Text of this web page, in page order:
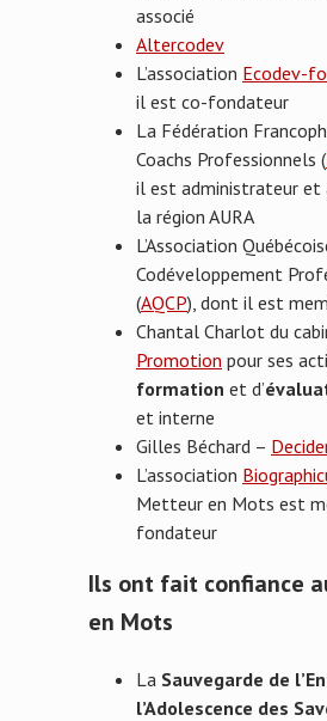
associé
Altercodev
L’association Ecodev-
il est co-fondateur
La Fédération
Coachs Professionnels (
il est administrateur et
la région AURA
L’Association
Codéveloppement
(AQCP), dont il est
Chantal Charlot du
Promotion pour ses
formation et d’
et interne
Gilles Béchard –
L’association
Metteur en Mots est
fondateur
Ils ont fait confiance
en Mots
La Sauvegarde de
l’Adolescence des